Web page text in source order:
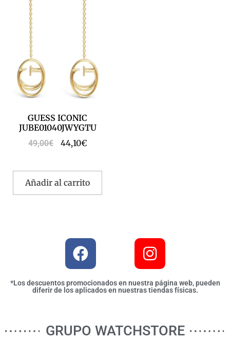
GUESS ICONIC
JUBE01040JWYGTU
49,00€ 44,10€
Añadir al carrito
*Los descuentos promocionados en nuestra página web, pueden
diferir de los aplicados en nuestras tiendas físicas.
GRUPO WATCHSTORE